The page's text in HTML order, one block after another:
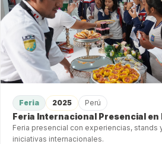
Feria 2025 Perú
Feria Internacional Presencial en
Feria presencial con experiencias, stands
iniciativas internacionales.